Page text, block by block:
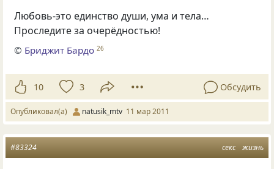
Любовь-это единство души, ума и тела…
Проследите за очерёдностью!
© Бриджит Бардо 26
10 3 Обсудить
Опубликовал(а) natusik_mtv 11 мар 2011
секс жизнь
#83324